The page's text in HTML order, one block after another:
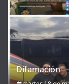
Difamación